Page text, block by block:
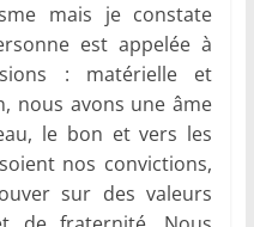
mais je constate
est appelée à
: matérielle et
nous avons une âme
le bon et vers les
nos convictions,
sur des valeurs